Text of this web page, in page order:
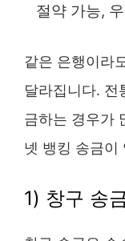
절약 가능,
같은 은행이라
달라집니다. 전
금하는 경우가
넷 뱅킹 송금이
1) 창구 송